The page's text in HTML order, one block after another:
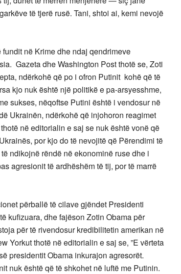
të tjerë rusë. Tani, shtoi ai, kemi nevojë
në Krime dhe ndaj qendrimeve
Gazeta dhe Washington Post thotë se, Zoti
ndërkohë që po i ofron Putinit kohë që të
kjo nuk është një politikë e pa-arsyesshme,
sukses, nëqoftse Putini është i vendosur në
Ukrainën, ndërkohë që injohoron reagimet
në editorialin e saj se nuk është vonë që
por kjo do të nevojitë që Përendimi të
ndikojnë rëndë në ekonominë ruse dhe i
agresionit të ardhëshëm të tij, por të marrë
përballë të cilave gjëndet Presidenti
kufizuara, dhe fajëson Zotin Obama për
për të rivendosur kredibilitetin amerikan në
Yorkut thotë në editorialin e saj se, ”E vërteta
presidentit Obama inkurajon agresorët.
nuk është që të shkohet në luftë me Putinin.